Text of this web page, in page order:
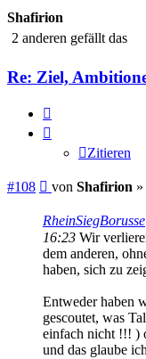
Shafirion
2 anderen gefällt das
Re: Ziel,
Zitieren
#108 Beitrag
von Shafirion »
RheinSiegBorusse
16:23 Wir
dem anderen,
haben, sich zu
Entweder haben
gescoutet, was
einfach nicht !!! )
und das glaube